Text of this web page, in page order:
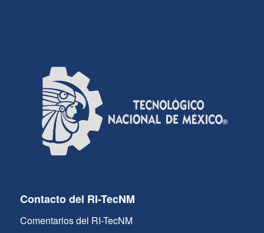
Contacto del RI-TecNM
Comentarios del RI-TecNM